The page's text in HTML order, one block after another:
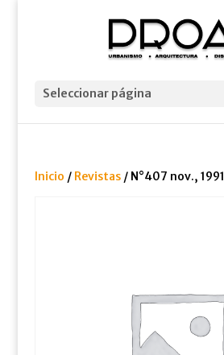
Seleccionar página
Inicio / Revistas/ N°407 nov., 1991